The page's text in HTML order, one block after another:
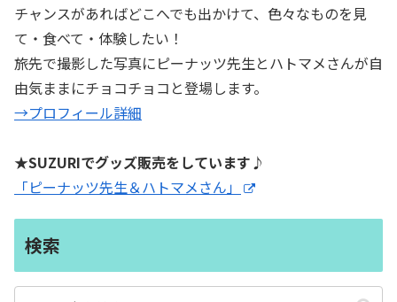
チャンスがあればどこへでも出かけて、色々なものを見
て・食べて・体験したい！
旅先で撮影した写真にピーナッツ先生とハトマメさんが自
由気ままにチョコチョコと登場します。
→プロフィール詳細
★SUZURIでグッズ販売をしています♪
「ピーナッツ先生＆ハトマメさん」
検索